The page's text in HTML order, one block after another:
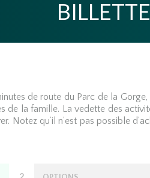
de route du Parc de la
de la famille. La vedette des
Notez qu’il n’est pas possible
2